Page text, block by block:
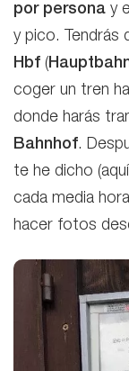
por persona y
y pico. Tendrás
Hbf (
coger un tren
donde harás
Bahnhof.
te he dicho
cada media
hacer fotos